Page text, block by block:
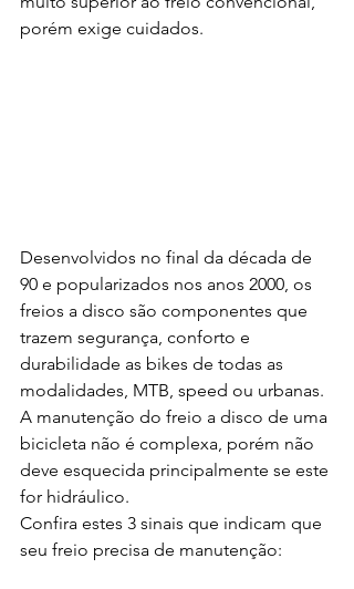
porém exige cuidados.
Desenvolvidos no final da década de
90 e popularizados nos anos 2000, os
freios a disco são componentes que
trazem segurança, conforto e
durabilidade as bikes de todas as
modalidades, MTB, speed ou urbanas.
A manutenção do freio a disco de uma
bicicleta não é complexa, porém não
deve esquecida principalmente se este
for hidráulico.
Confira estes 3 sinais que indicam que
seu freio precisa de manutenção: